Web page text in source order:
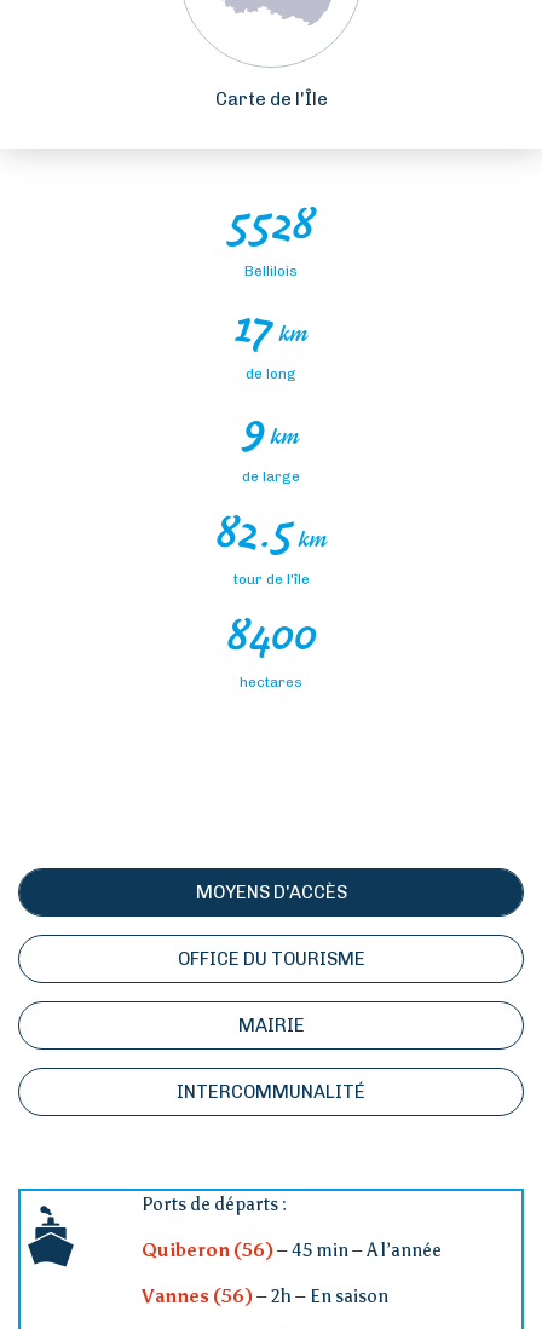
Carte de l'Île
5528
Bellilois
17 km
de long
9 km
de large
82.5km
tour de l'île
8400
hectares
MOYENS D'ACCÈS
OFFICE DU TOURISME
MAIRIE
INTERCOMMUNALITÉ
Ports de départs :
Quiberon (56)– 45 min – A l’année
Vannes (56)– 2h – En saison